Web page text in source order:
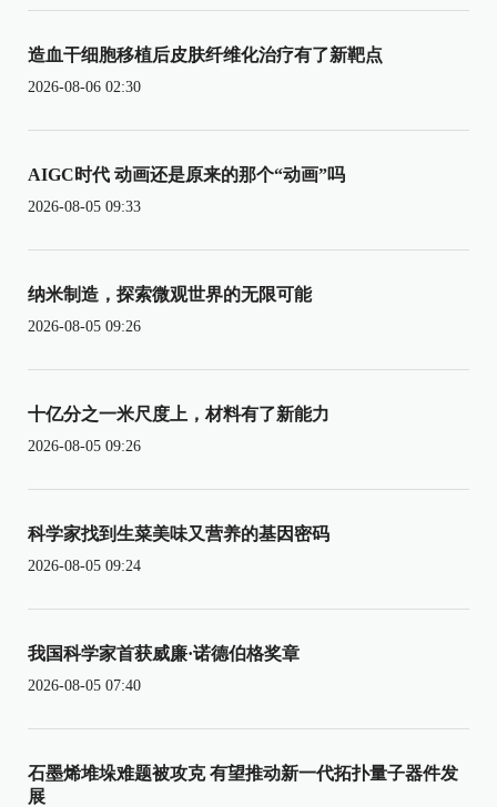
造血干细胞移植后皮肤纤维化治疗有了新靶点
2026-08-06 02:30
AIGC时代 动画还是原来的那个“动画”吗
2026-08-05 09:33
纳米制造，探索微观世界的无限可能
2026-08-05 09:26
十亿分之一米尺度上，材料有了新能力
2026-08-05 09:26
科学家找到生菜美味又营养的基因密码
2026-08-05 09:24
我国科学家首获威廉·诺德伯格奖章
2026-08-05 07:40
石墨烯堆垛难题被攻克 有望推动新一代拓扑量子器件发
展